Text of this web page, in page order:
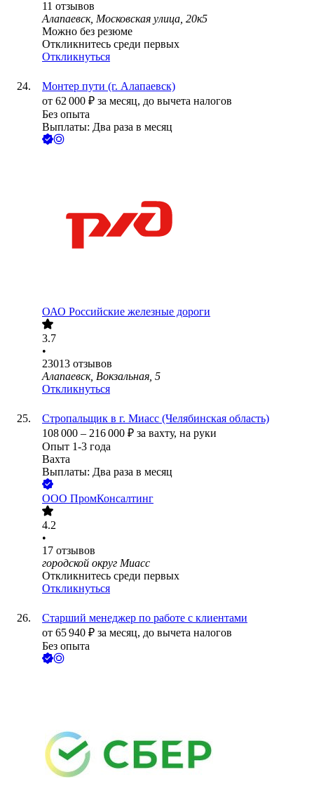
11 отзывов
Алапаевск, Московская улица, 20к5
Можно без резюме
Откликнитесь среди первых
Откликнуться
Монтер пути (г. Алапаевск)
от 62 000 ₽ за месяц, до вычета налогов
Без опыта
Выплаты: Два раза в месяц
ОАО Российские железные дороги
3.7
•
23013 отзывов
Алапаевск, Вокзальная, 5
Откликнуться
Стропальщик в г. Миасс (Челябинская область)
108 000 – 216 000 ₽ за вахту, на руки
Опыт 1-3 года
Вахта
Выплаты: Два раза в месяц
ООО ПромКонсалтинг
4.2
•
17 отзывов
городской округ Миасс
Откликнитесь среди первых
Откликнуться
Старший менеджер по работе с клиентами
от 65 940 ₽ за месяц, до вычета налогов
Без опыта